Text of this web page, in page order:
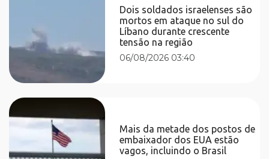
Dois soldados israelenses são
mortos em ataque no sul do
Líbano durante crescente
tensão na região
06/08/2026 03:40
Mais da metade dos postos de
embaixador dos EUA estão
vagos, incluindo o Brasil